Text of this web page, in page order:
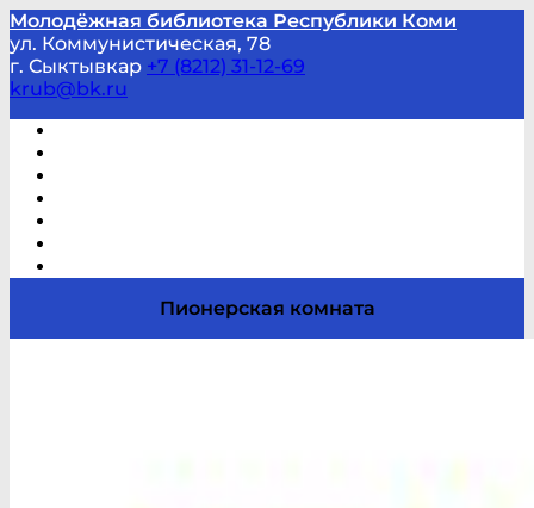
Молодёжная библиотека Республики Коми
ул. Коммунистическая, 78
г. Сыктывкар +7 (8212) 31-12-69
krub@bk.ru
Пионерская комната